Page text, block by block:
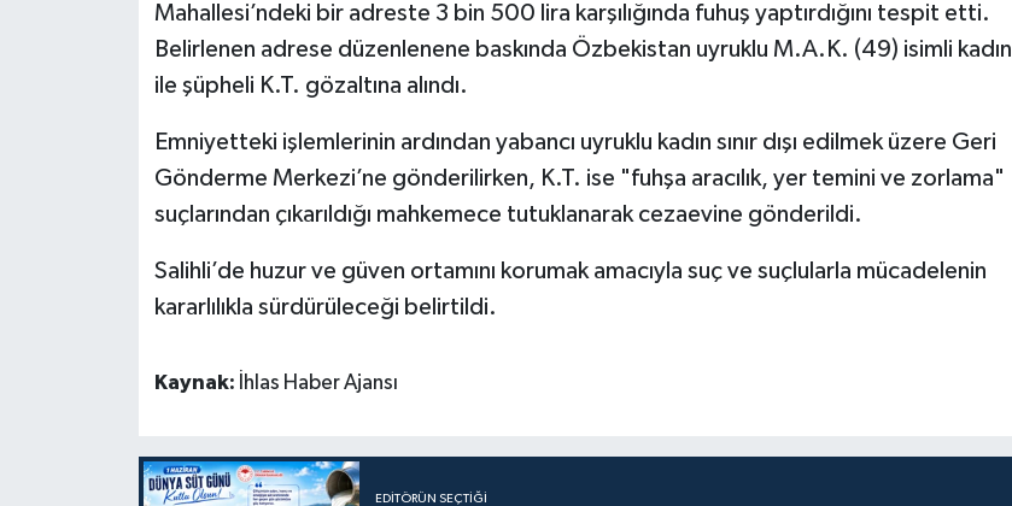
Mahallesi’ndeki bir adreste 3 bin 500 lira karşılığında fuhuş yaptırdığını tespit etti.
Belirlenen adrese düzenlenene baskında Özbekistan uyruklu M.A.K. (49) isimli kadın
ile şüpheli K.T. gözaltına alındı.
Emniyetteki işlemlerinin ardından yabancı uyruklu kadın sınır dışı edilmek üzere Geri
Gönderme Merkezi’ne gönderilirken, K.T. ise "fuhşa aracılık, yer temini ve zorlama"
suçlarından çıkarıldığı mahkemece tutuklanarak cezaevine gönderildi.
Salihli’de huzur ve güven ortamını korumak amacıyla suç ve suçlularla mücadelenin
kararlılıkla sürdürüleceği belirtildi.
Kaynak: İhlas Haber Ajansı
EDITÖRÜN SEÇTIĞI